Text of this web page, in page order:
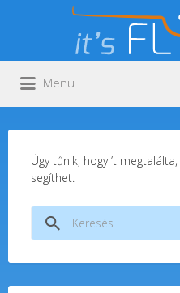
Keresés:
Menu
Úgy tűnik, hogy ’t
segíthet.
Keresés: